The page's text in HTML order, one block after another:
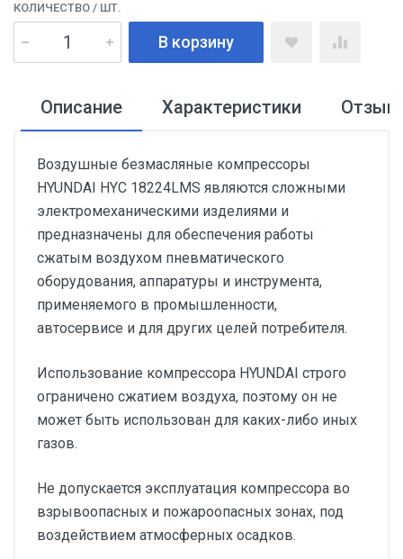
КОЛИЧЕСТВО / ШТ.
В корзину
Описание Характеристики
Воздушные безмасляные компрессоры
HYUNDAI HYC 18224LMS являются сложными
электромеханическими изделиями и
предназначены для обеспечения работы
сжатым воздухом пневматического
оборудования, аппаратуры и инструмента,
применяемого в промышленности,
автосервисе и для других целей потребителя.
Использование компрессора HYUNDAI строго
ограничено сжатием воздуха, поэтому он не
может быть использован для каких-либо иных
газов.
Не допускается эксплуатация компрессора во
взрывоопасных и пожароопасных зонах, под
воздействием атмосферных осадков.